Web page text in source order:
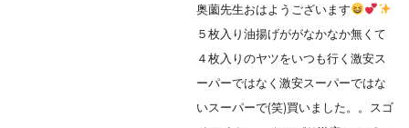
奥薗先生おはようございます
５枚入り油揚げががなかなか無くて
４枚入りのヤツをいつも行く激安ス
ーパーではなく激安スーパーではな
いスーパーで(笑)買いました。。スゴ